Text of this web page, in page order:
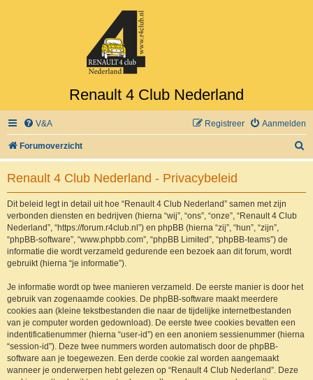
Renault 4 Club Nederland
V&A Aanmelden
Registreer
Forumoverzicht
o
Renault 4 Club Nederland - Privacybeleid
Dit beleid legt in detail uit hoe “Renault 4 Club Nederland” samen met zijn
verbonden diensten en bedrijven (hierna “wij”, “ons”, “onze”, “Renault 4 Club
Nederland”, “https://forum.r4club.nl”) en phpBB (hierna “zij”, “hun”, “zijn”,
“phpBB-software”, “www.phpbb.com”, “phpBB Limited”, “phpBB-teams”) de
informatie die wordt verzameld gedurende een bezoek aan dit forum, wordt
gebruikt (hierna “je informatie”).
Je informatie wordt op twee manieren verzameld. De eerste manier is door het
gebruik van zogenaamde cookies. De phpBB-software maakt meerdere
cookies aan (kleine tekstbestanden die naar de tijdelijke internetbestanden
van je computer worden gedownload). De eerste twee cookies bevatten een
indentificatienummer (hierna “user-id”) en een anoniem sessienummer (hierna
“session-id”). Deze twee nummers worden automatisch door de phpBB-
software aan je toegewezen. Een derde cookie zal worden aangemaakt
wanneer je onderwerpen hebt gelezen op “Renault 4 Club Nederland”. Deze